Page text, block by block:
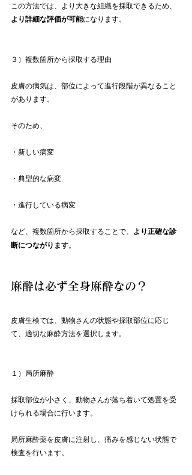
この方法では、より大きな組織を採取できるため、
より詳細な評価が可能になります。
３）複数箇所から採取する理由
皮膚の病気は、部位によって進行段階が異なること
があります。
そのため、
・新しい病変
・典型的な病変
・進行している病変
など、複数箇所から採取することで、 より正確な診
断につながります。
麻酔は必ず全身麻酔なの？
皮膚生検では、動物さんの状態や採取部位に応じ
て、適切な麻酔方法を選択します。
１）局所麻酔
採取部位が小さく、動物さんが落ち着いて処置を受
けられる場合に行います。
局所麻酔薬を皮膚に注射し、痛みを感じない状態で
検査を行います。